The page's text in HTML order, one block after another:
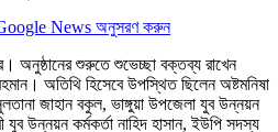
Google News অনুসরণ করুন
অনুষ্ঠানের শুরুতে শুভেচ্ছা বক্তব্য রাখেন
অতিথি হিসেবে উপস্থিত ছিলেন অষ্টমনিষা
জাহান বকুল, ভাঙ্গুয়া উপজেলা যুব উন্নয়ন
যুব উন্নয়ন কর্মকর্তা নাহিদ হাসান, ইউপি সদস্য